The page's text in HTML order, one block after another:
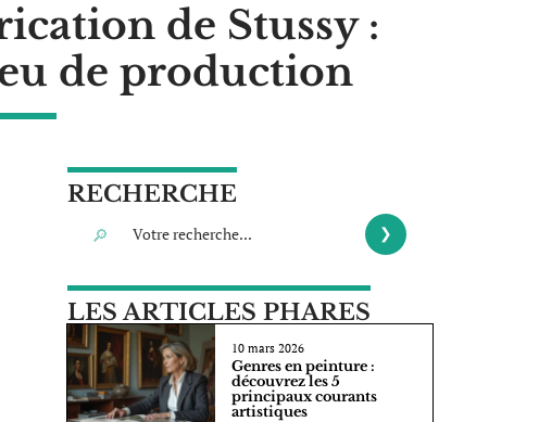
de Stussy :
de production
RECHERCHE
LES ARTICLES PHARES
10 mars 2026
Genres en peinture :
découvrez les 5
principaux courants
artistiques